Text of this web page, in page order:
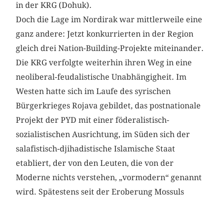
in der KRG ­(Dohuk).
Doch die Lage im Nordirak war mittlerweile eine
ganz andere: Jetzt konkurrierten in der Region
gleich drei Nation-Building-Projekte miteinander.
Die KRG verfolgte weiterhin ihren Weg in eine
neoliberal-feudalistische Unabhängigheit. Im
Westen hatte sich im Laufe des syrischen
Bürgerkrieges Rojava gebildet, das postnationale
Projekt der PYD mit einer föderalistisch-
sozialistischen Ausrichtung, im Süden sich der
salafistisch-djihadistische Islamische Staat
etabliert, der von den Leuten, die von der
Moderne nichts verstehen, „vormodern“ genannt
wird. Spätestens seit der Eroberung Mossuls